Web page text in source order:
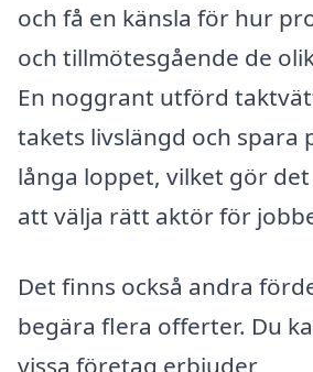
och få en känsla för hur
och tillmötesgående de
En noggrant utförd
takets livslängd och spara
långa loppet, vilket gör
att välja rätt aktör för
Det finns också andra
begära flera offerter. Du
vissa företag erbjuder